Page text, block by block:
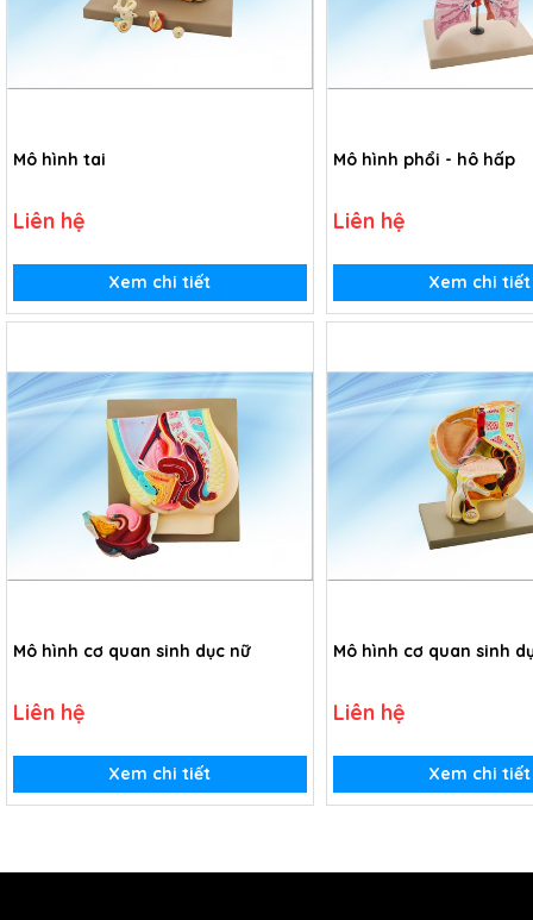
Mô hình tai
Liên hệ
Xem chi tiết
Mô hình phổi - hô hấp
Liên hệ
Xem chi tiết
Mô hình cơ quan sinh dục nữ
Liên hệ
Xem chi tiết
Mô hình cơ quan sinh
Liên hệ
Xem chi tiết